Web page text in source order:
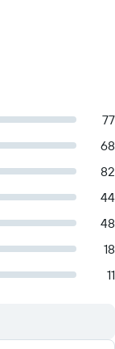
77
68
82
44
48
18
11